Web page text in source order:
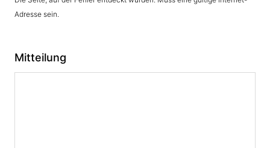
Adresse sein.
Mitteilung